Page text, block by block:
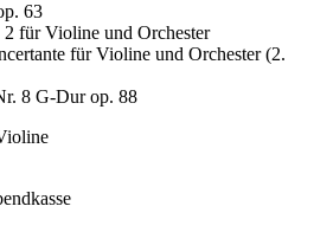
63
für Violine und Orchester
für Violine und Orchester (2.
8 G-Dur op. 88